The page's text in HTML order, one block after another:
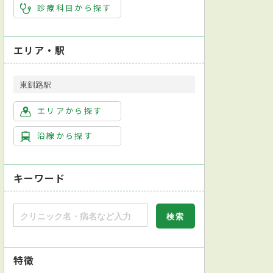
診療科目から探す
エリア・駅
東釧路駅
エリアから探す
沿線から探す
キーワード
特徴